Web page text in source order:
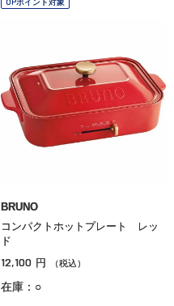
BRUNO
コンパクトホットプレート レッ
ド
12,100 円 （税込）
在庫：○